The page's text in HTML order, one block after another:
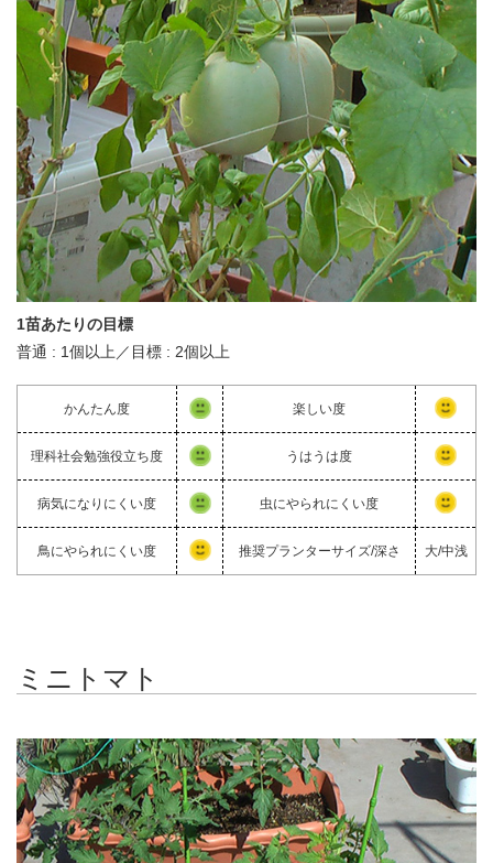
1苗あたりの目標
普通 : 1個以上／目標 : 2個以上
かんたん度 楽しい度
理科社会勉強役立ち度 うはうは度
病気になりにくい度 虫にやられにくい度
鳥にやられにくい度 推奨プランターサイズ/深さ 大/中浅
ミニトマト